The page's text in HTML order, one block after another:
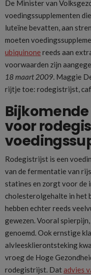
De Minister van
voedingssupplementen
luteïne bevatten, aan
moeten
ubiquinone reeds aan
voorwaarden zijn
18 maart 2009 . Maggie
rijtje toe: rodegistrijst,
voor
Rodegistrijst is een
van de fermentatie van
statines en zorgt voor de
cholesterolgehalte in het
hebben echter reeds
gewezen. Vooral
genoemd. Ook ernstige
alvleesklierontsteking
vroeg de Hoge
rodegistrijst. Datadvies